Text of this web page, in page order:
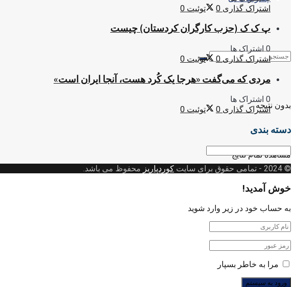
بدون نتیجه
مشاهده تمام نتایج
اشتراک گذاری 0 توئیت 0
پ ک ک (حزب کارگران کردستان) چیست
0 اشتراک ها
اشتراک گذاری 0 توئیت 0
مردی که می‌گفت «هرجا یک کُرد هست، آنجا ایران است»
0 اشتراک ها
اشتراک گذاری 0 توئیت 0
دسته بندی
دسته
بندی
© 2024
- تمامی حقوق برای سایت کوردپاریز محفوظ می باشد.
خوش آمدید!
به حساب خود در زیر وارد شوید
مرا به خاطر بسپار